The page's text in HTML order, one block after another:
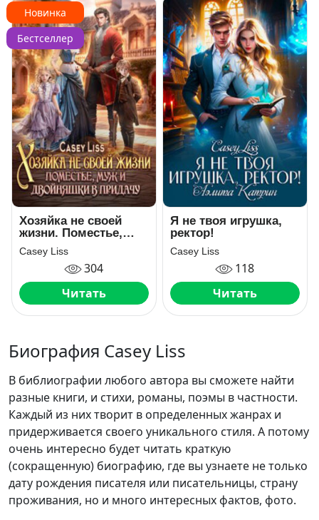
Новинка
Бестселлер
Хозяйка не своей
жизни. Поместье,
муж и двойняшки в
придачу!
Casey Liss
304
Читать
Я не твоя игрушка,
ректор!
Casey Liss
118
Читать
Биография Casey Liss
В библиографии любого автора вы сможете найти
разные книги, и стихи, романы, поэмы в частности.
Каждый из них творит в определенных жанрах и
придерживается своего уникального стиля. А потому
очень интересно будет читать краткую
(сокращенную) биографию, где вы узнаете не только
дату рождения писателя или писательницы, страну
проживания, но и много интересных фактов, фото.